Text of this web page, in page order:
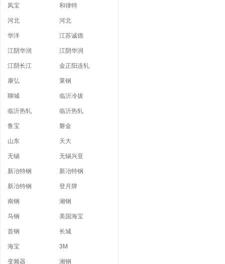
凤宝
和律特
河北
河北
华洋
江苏诚德
江阴华润
江阴华润
江阴长江
金正阳连轧
康弘
莱钢
聊城
临沂冷拔
临沂热轧
临沂热轧
鲁宝
磐金
山东
天大
无锡
无锡兴亚
新冶特钢
新冶特钢
新冶特钢
登月牌
南钢
湘钢
马钢
美国海宝
首钢
长城
海宝
3M
变频器
湘钢